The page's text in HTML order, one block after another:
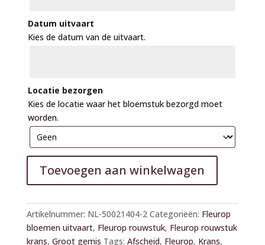
Datum uitvaart
Kies de datum van de uitvaart.
Locatie bezorgen
Kies de locatie waar het bloemstuk bezorgd moet
worden.
Toevoegen aan winkelwagen
l
t
e
Artikelnummer: NL-50021404-2 Categorieën: Fleurop
bloemen uitvaart, Fleurop rouwstuk, Fleurop rouwstuk
krans, Groot gemis Tags: Afscheid, Fleurop, Krans,